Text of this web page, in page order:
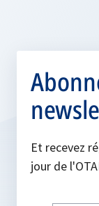
Et recevez
jour de